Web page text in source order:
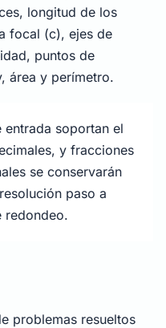
longitud de los
focal (c), ejes de
puntos de
área y perímetro.
soportan el
y fracciones
se conservarán
paso a
redondeo.
problemas resueltos